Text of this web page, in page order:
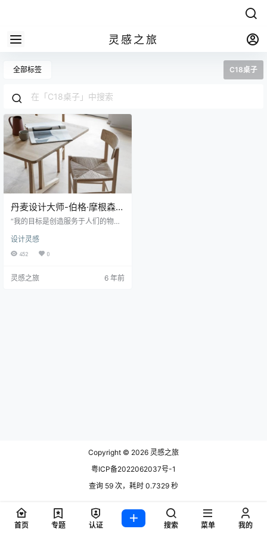
灵感之旅
全部标签 C18桌子
丹麦设计大师-伯格·摩根森
（BorgeMogensen）
“我的目​​标是创造服务于人们的物
强迫他们适应这些物品” BørgeMog
ensen（1914-1972）是塑造丹麦现
edericia首席执行官Andreas Grave
设计灵感
452 0
灵感之旅 6 年前
Copyright © 2026 灵感之旅
粤ICP备2022062037号-1
查询 59 次，耗时 0.7329 秒
首页 专题 认证 搜索 菜单 我的